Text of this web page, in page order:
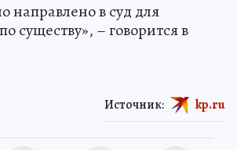
направлено в суд для
существу», – говорится в
Источник: kp.ru